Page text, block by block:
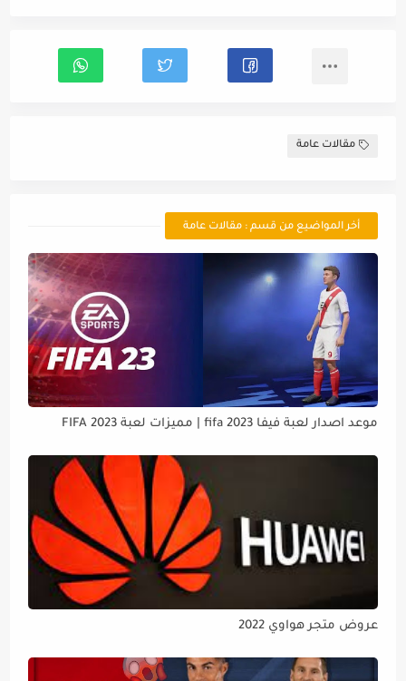
مقالات عامة
أخر المواضيع من قسم : مقالات عامة
موعد اصدار لعبة فيفا 2023 fifa | مميزات لعبة FIFA 2023
عروض متجر هواوي 2022